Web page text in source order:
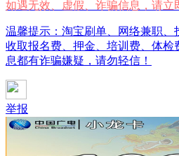
如遇无效、虚假、诈骗信息，请立
温馨提示：淘宝刷单、网络兼职、
收取报名费、押金、培训费、体检
息都有诈骗嫌疑，请勿轻信！
举报